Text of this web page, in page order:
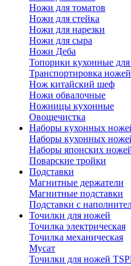
Ножи для томатов
Ножи для стейка
Ножи для нарезки
Ножи для сыра
Ножи Деба
Топорики кухонные для
Транспортировка ножей
Нож китайский шеф
Ножи обвалочные
Ножницы кухонные
Овощечистка
Наборы кухонных
Наборы кухонных
Наборы японских
Поварские тройки
Подставки
Магнитные держатели
Магнитные подставки
Подставки с
Точилки для ножей
Точилка электрическая
Точилка механическая
Мусат
Точилки для ножей